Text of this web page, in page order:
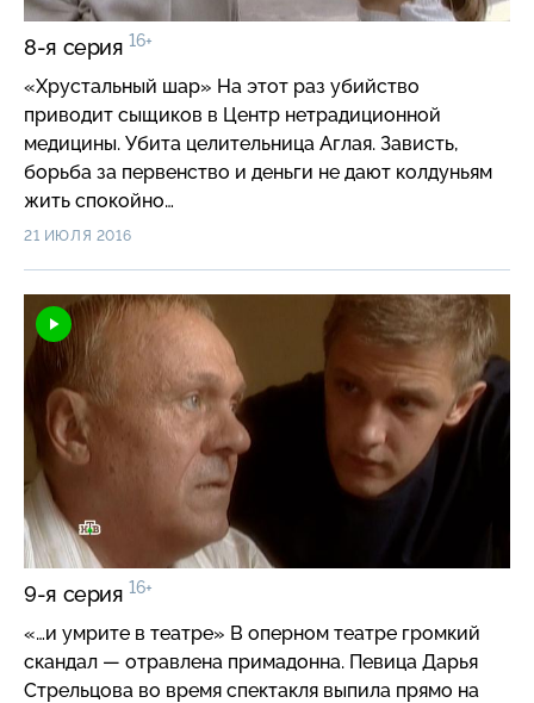
8-я серия 16+
«Хрустальный шар» На этот раз убийство
приводит сыщиков в Центр нетрадиционной
медицины. Убита целительница Аглая. Зависть,
борьба за первенство и деньги не дают колдуньям
жить спокойно…
21 ИЮЛЯ 2016
9-я серия 16+
«…и умрите в театре» В оперном театре громкий
скандал — отравлена примадонна. Певица Дарья
Стрельцова во время спектакля выпила прямо на